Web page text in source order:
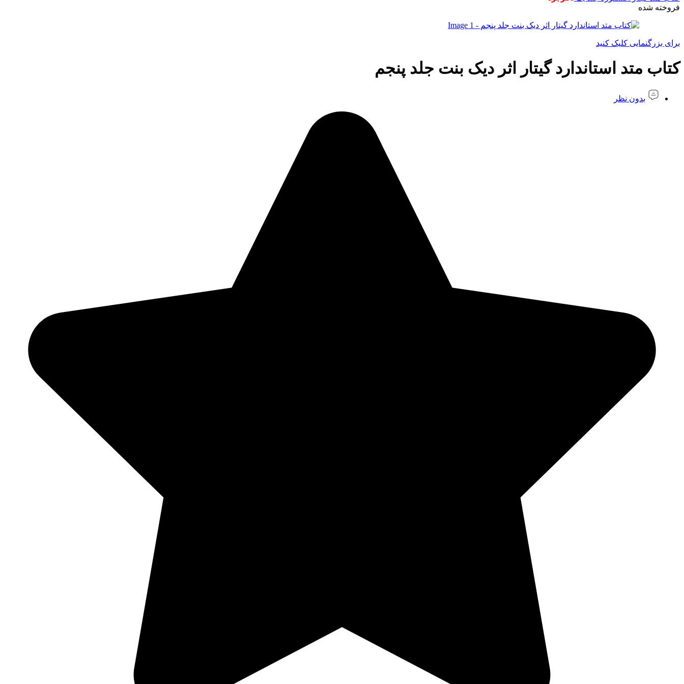
فروخته شده
برای بزرگنمایی کلیک کنید
کتاب متد استاندارد گیتار اثر دیک بنت جلد پنجم
بدون نظر